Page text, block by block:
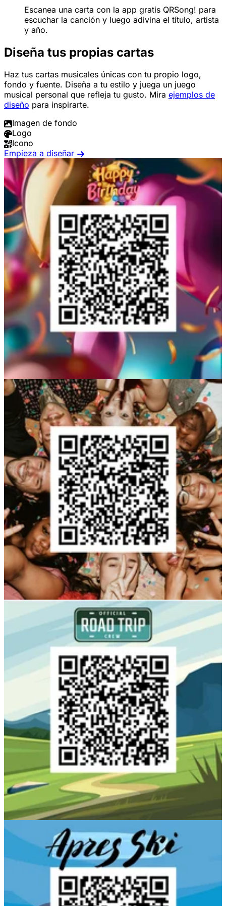
Escanea una carta con la app gratis QRSong! para
escuchar la canción y luego adivina el título, artista
y año.
Diseña tus propias cartas
Haz tus cartas musicales únicas con tu propio logo,
fondo y fuente. Diseña a tu estilo y juega un juego
musical personal que refleja tu gusto. Mira ejemplos de
diseño para inspirarte.
Imagen de fondo
Logo
Icono
Empieza a diseñar